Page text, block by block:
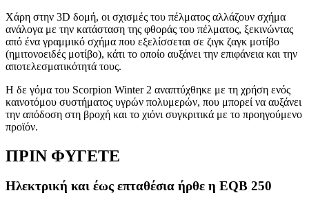
Χάρη στην 3D δομή, οι σχισμές του πέλματος αλλάζουν σχήμα
ανάλογα με την κατάσταση της φθοράς του πέλματος, ξεκινώντας
από ένα γραμμικό σχήμα που εξελίσσεται σε ζιγκ ζαγκ μοτίβο
(ημιτονοειδές μοτίβο), κάτι το οποίο αυξάνει την επιφάνεια και την
αποτελεσματικότητά τους.
Η δε γόμα του Scorpion Winter 2 αναπτύχθηκε με τη χρήση ενός
καινοτόμου συστήματος υγρών πολυμερών, που μπορεί να αυξάνει
την απόδοση στη βροχή και το χιόνι συγκριτικά με το προηγούμενο
προϊόν.
ΠΡΙΝ ΦΥΓΕΤΕ
Ηλεκτρική και έως επταθέσια ήρθε η EQB 250